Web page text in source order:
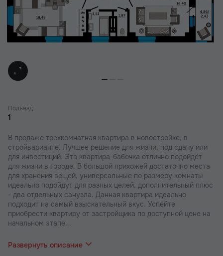
Подъезд
1
В продаже трехкомнатная квартира в новостройке, в
стройварианте. Лучшее решение для жизни, под сдачу или
для инвестиций. Эта квартира-бабочка отлично подойдёт
для жизни в городе. В большой прихожей достаточно места
для хранения вещей, универсальные по размеру комнаты
идеально подойдут для разных целей, дополнительный плюс
- два отдельных санузла. Данная квартира идеально
подходит на самый взыскательный вкус. Успейте
приобрести квартиру от застройщика по доступной цене на
начальном этапе...
В наших ЖК действуют индивидуальные акции и скидки. В
Развернуть описание